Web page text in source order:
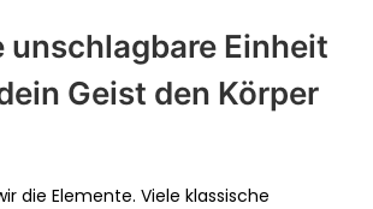
unschlagbare Einheit
Geist den Körper
die Elemente. Viele klassische